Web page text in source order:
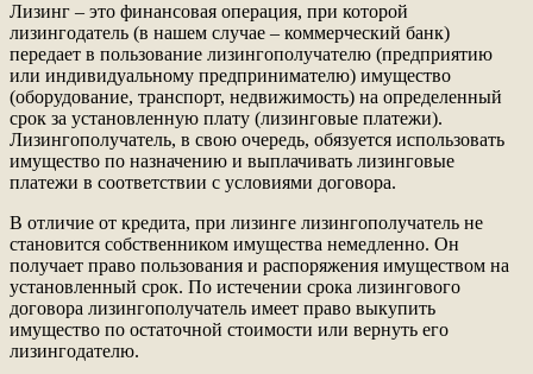
Лизинг – это финансовая операция, при которой
лизингодатель (в нашем случае – коммерческий банк)
передает в пользование лизингополучателю (предприятию
или индивидуальному предпринимателю) имущество
(оборудование, транспорт, недвижимость) на определенный
срок за установленную плату (лизинговые платежи).
Лизингополучатель, в свою очередь, обязуется использовать
имущество по назначению и выплачивать лизинговые
платежи в соответствии с условиями договора.
В отличие от кредита, при лизинге лизингополучатель не
становится собственником имущества немедленно. Он
получает право пользования и распоряжения имуществом на
установленный срок. По истечении срока лизингового
договора лизингополучатель имеет право выкупить
имущество по остаточной стоимости или вернуть его
лизингодателю.